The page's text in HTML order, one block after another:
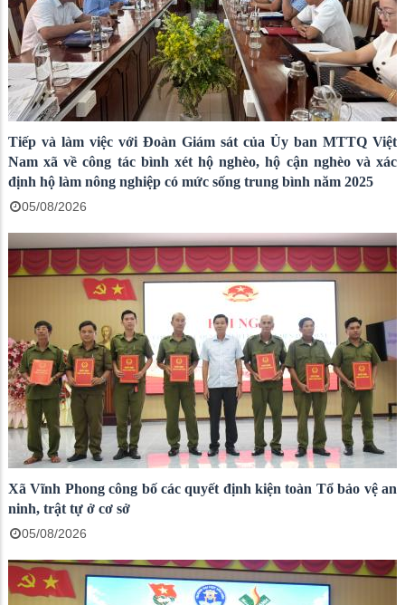
Tiếp và làm việc với Đoàn Giám sát của Ủy ban MTTQ Việt
Nam xã về công tác bình xét hộ nghèo, hộ cận nghèo và xác
định hộ làm nông nghiệp có mức sống trung bình năm 2025
05/08/2026
Xã Vĩnh Phong công bố các quyết định kiện toàn Tổ bảo vệ an
ninh, trật tự ở cơ sở
05/08/2026